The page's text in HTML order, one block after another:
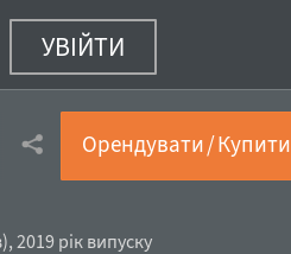
УВІЙТИ
Орендувати / Купити
), 2019 рік випуску